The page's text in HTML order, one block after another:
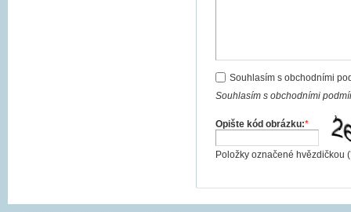
Souhlasím s obchodními
Souhlasím s obchodními
Opište kód obrázku:*
Položky označené hvězdičkou (